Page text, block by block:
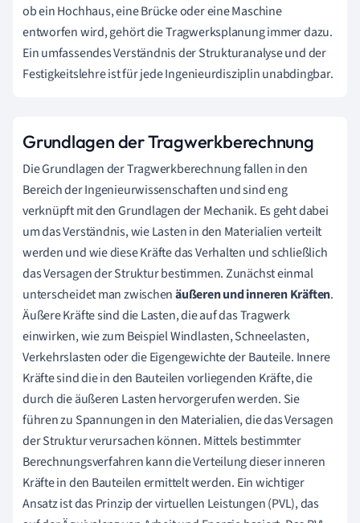
ob ein Hochhaus, eine Brücke oder eine Maschine
entworfen wird, gehört die Tragwerksplanung immer dazu.
Ein umfassendes Verständnis der Strukturanalyse und der
Festigkeitslehre ist für jede Ingenieurdisziplin unabdingbar.
Grundlagen der Tragwerkberechnung
Die Grundlagen der Tragwerkberechnung fallen in den
Bereich der Ingenieurwissenschaften und sind eng
verknüpft mit den Grundlagen der Mechanik. Es geht dabei
um das Verständnis, wie Lasten in den Materialien verteilt
werden und wie diese Kräfte das Verhalten und schließlich
das Versagen der Struktur bestimmen. Zunächst einmal
unterscheidet man zwischenäußeren und inneren Kräften.
Äußere Kräfte sind die Lasten, die auf das Tragwerk
einwirken, wie zum Beispiel Windlasten, Schneelasten,
Verkehrslasten oder die Eigengewichte der Bauteile. Innere
Kräfte sind die in den Bauteilen vorliegenden Kräfte, die
durch die äußeren Lasten hervorgerufen werden. Sie
führen zu Spannungen in den Materialien, die das Versagen
der Struktur verursachen können. Mittels bestimmter
Berechnungsverfahren kann die Verteilung dieser inneren
Kräfte in den Bauteilen ermittelt werden. Ein wichtiger
Ansatz ist das Prinzip der virtuellen Leistungen (PVL), das